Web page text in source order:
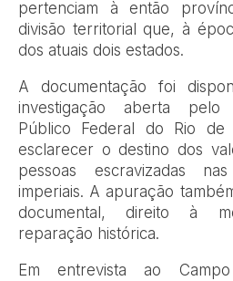
pertenciam à então
divisão territorial que, à
dos atuais dois estados.
A documentação foi
investigação aberta pelo
Público Federal do Rio
esclarecer o destino dos
pessoas escravizadas
imperiais. A apuração
documental, direito à
reparação histórica.
Em entrevista ao